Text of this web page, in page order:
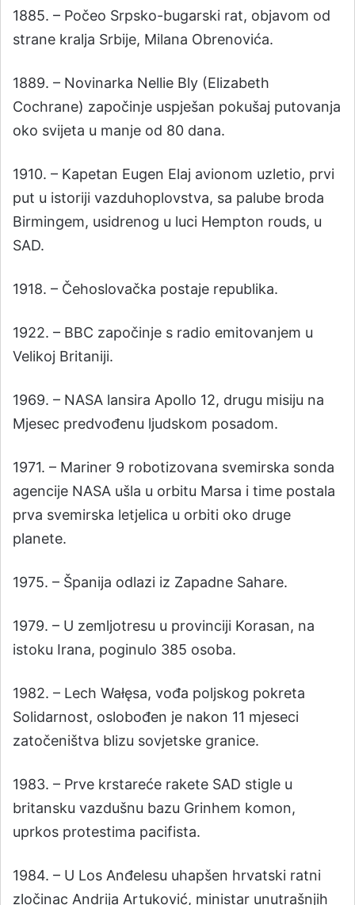
1885. – Počeo Srpsko-bugarski rat, objavom od
strane kralja Srbije, Milana Obrenovića.
1889. – Novinarka Nellie Bly (Elizabeth
Cochrane) započinje uspješan pokušaj putovanja
oko svijeta u manje od 80 dana.
1910. – Kapetan Eugen Elaj avionom uzletio, prvi
put u istoriji vazduhoplovstva, sa palube broda
Birmingem, usidrenog u luci Hempton rouds, u
SAD.
1918. – Čehoslovačka postaje republika.
1922. – BBC započinje s radio emitovanjem u
Velikoj Britaniji.
1969. – NASA lansira Apollo 12, drugu misiju na
Mjesec predvođenu ljudskom posadom.
1971. – Mariner 9 robotizovana svemirska sonda
agencije NASA ušla u orbitu Marsa i time postala
prva svemirska letjelica u orbiti oko druge
planete.
1975. – Španija odlazi iz Zapadne Sahare.
1979. – U zemljotresu u provinciji Korasan, na
istoku Irana, poginulo 385 osoba.
1982. – Lech Wałęsa, vođa poljskog pokreta
Solidarnost, oslobođen je nakon 11 mjeseci
zatočeništva blizu sovjetske granice.
1983. – Prve krstareće rakete SAD stigle u
britansku vazdušnu bazu Grinhem komon,
uprkos protestima pacifista.
1984. – U Los Anđelesu uhapšen hrvatski ratni
zločinac Andrija Artuković, ministar unutrašnjih